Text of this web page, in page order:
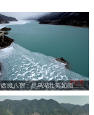
西藏八宿：然乌湖壮美如画